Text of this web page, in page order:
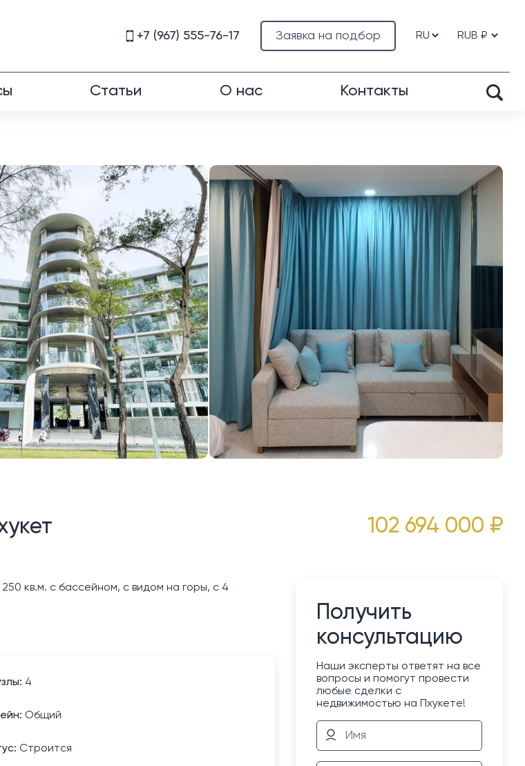
Заявка на подбор
+7 (967) 555-76-17
Статьи О нас Контакты
102 694 000 ₽
кв.м. с бассейном, с видом на горы, с 4
4
Общий
Строится
Получить
консультацию
Наши эксперты ответят на все
вопросы и помогут провести
любые сделки с
недвижимостью на Пхукете!